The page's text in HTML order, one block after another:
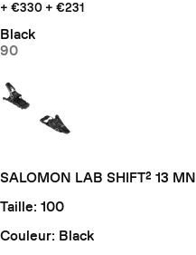
+ €330 + €231
Black
90
SALOMON LAB SHIFT² 13 MN
Taille: 100
Couleur: Black